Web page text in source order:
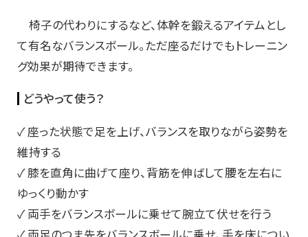
椅子の代わりにするなど、体幹を鍛えるアイテムとし
て有名なバランスボール。ただ座るだけでもトレーニン
グ効果が期待できます。
どうやって使う？
✓ 座った状態で足を上げ、バランスを取りながら姿勢を
維持する
✓ 膝を直角に曲げて座り、背筋を伸ばして腰を左右に
ゆっくり動かす
✓ 両手をバランスボールに乗せて腕立て伏せを行う